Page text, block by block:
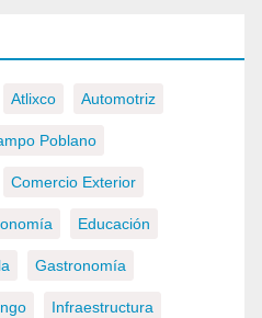
Atlixco Automotriz
Poblano
Comercio Exterior
Educación
Gastronomía
Infraestructura